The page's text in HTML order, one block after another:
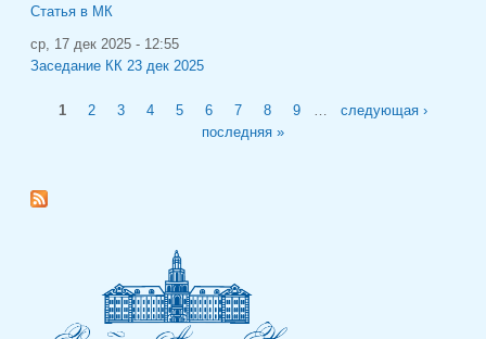
Статья в МК
ср, 17 дек 2025 - 12:55
Заседание КК 23 дек 2025
Страницы
1 2 3 4 5 6 7 8 9 …
следующая ›
последняя »